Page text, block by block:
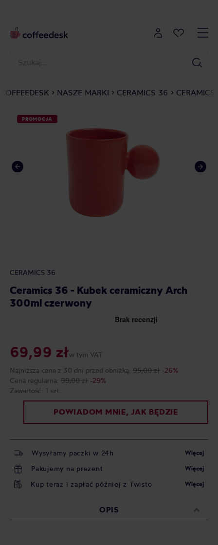
COFFEEDESK NASZE MARKI CERAMICS 36
PROMOCJA
CERAMICS 36
Ceramics 36 - Kubek ceramiczny Arch
300ml czerwony
69,99 złw tym VAT
Najniższa cena z 30 dni przed obniżką: 95,00 zł -26%
Cena regularna: 99,00 zł -29%
Zawartość: 1 szt.
POWIADOM MNIE, JAK BĘDZIE
Wysyłamy paczki w 24h Więcej
Pakujemy na prezent Więcej
Kup teraz i zapłać później z Twisto Więcej
OPIS